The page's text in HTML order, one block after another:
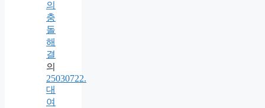
의
충
돌
해
결
의
25030722.
대
여